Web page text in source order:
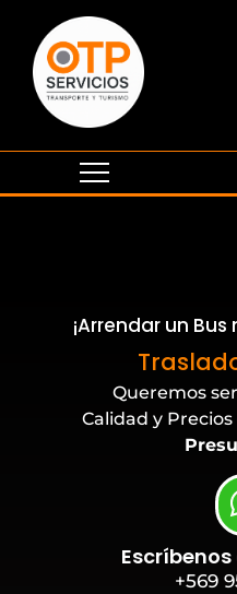
¡Arrendar un
Traslado
Eventos
Queremos
Calidad y
+569